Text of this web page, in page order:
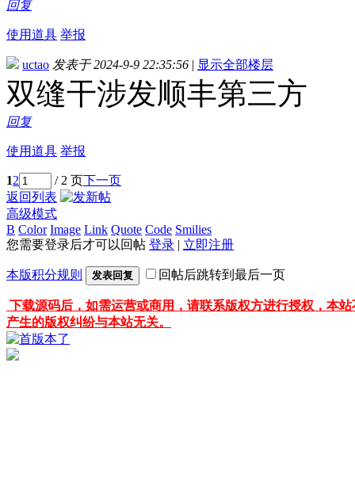
回复
使用道具 举报
uctao 发表于 2024-9-9 22:35:56 | 显示全部楼层
双缝干涉发顺丰第三方
回复
使用道具 举报
12 / 2 页下一页
返回列表
高级模式
B Color Image Link Quote Code Smilies
您需要登录后才可以回帖 登录 | 立即注册
本版积分规则 发表回复 回帖后跳转到最后一页
下载源码后，如需运营或商用，请联系版权方进行授权，本
产生的版权纠纷与本站无关。